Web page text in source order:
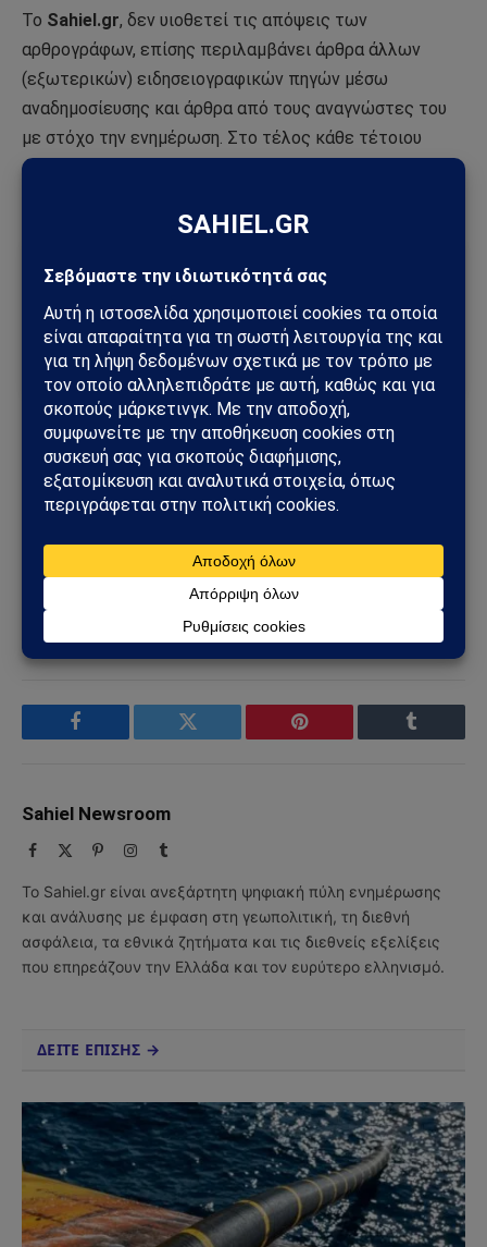
Το Sahiel.gr, δεν υιοθετεί τις απόψεις των
αρθρογράφων, επίσης περιλαμβάνει άρθρα άλλων
(εξωτερικών) ειδησειογραφικών πηγών μέσω
αναδημοσίευσης και άρθρα από τους αναγνώστες του
με στόχο την ενημέρωση. Στο τέλος κάθε τέτοιου
άρθρου αναγράφεται ευκρινώς η πηγή του.
Ακολούθησε το Sahiel στο Google News
πρώτος τις σημαντικότερες ειδήσεις και αναλύσεις.
Add as a preferred source
Κύπρου Νότης Μαριάς
Ακολουθήστε στο Instagram
Facebook Twitter Pinterest Tumblr
Sahiel Newsroom
Facebook PinterestInstagram
Tumblr
Το Sahiel.gr είναι ανεξάρτητη ψηφιακή πύλη ενημέρωσης
και ανάλυσης με έμφαση στη γεωπολιτική, τη διεθνή
ασφάλεια, τα εθνικά ζητήματα και τις διεθνείς εξελίξεις
που επηρεάζουν την Ελλάδα και τον ευρύτερο ελληνισμό.
ΔΕΙΤΕ ΕΠΙΣΗΣ →